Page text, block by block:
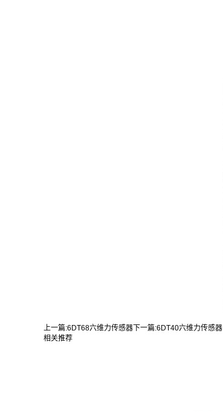
上一篇:6DT68六维力传感器 下一篇:6DT40六维力传感器
相关推荐